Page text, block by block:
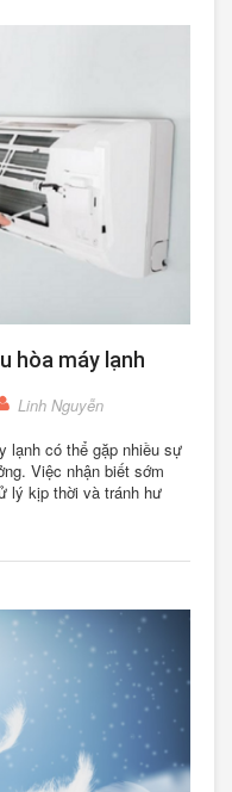
hòa máy lạnh
Linh Nguyễn
lạnh có thể gặp nhiều sự
Việc nhận biết sớm
lý kịp thời và tránh hư